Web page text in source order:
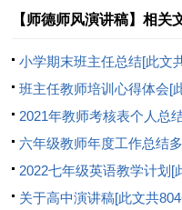
【师德师风演讲稿】相关
小学期末班主任总结[此文
6529字]
班主任教师培训心得体会[
共6350字]
2021年教师考核表个人总
么写[此文共4824字]
六年级教师年度工作总结
[此文共12626字]
2022七年级英语教学计划[
共5160字]
关于高中演讲稿[此文共